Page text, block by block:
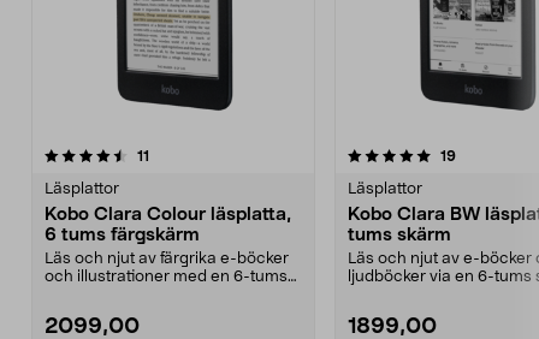
11
Läsplattor
Kobo Clara Colour läsplatta,
6 tums färgskärm
Läs och njut av färgrika e-böcker
och illustrationer med en 6-tums
2099,00
5.0 av 5 stjärnor 19recensioner
Läsplattor
Kobo Clara BW
tums skärm
Läs och njut av e-böcker
ljudböcker via en 6-tums
1899,00
5.0 av 5 stjärnor